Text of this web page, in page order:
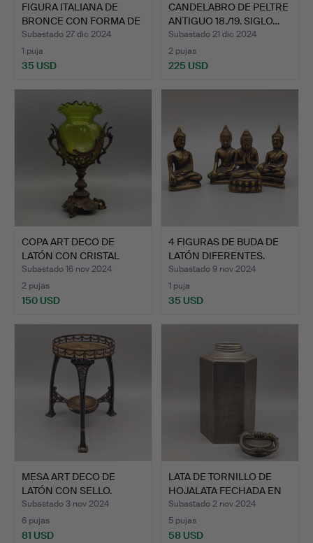
FIGURA ITALIANA DE
BRONCE CON FORMA DE
GAL…
Subastado 27 dic 2024
1 puja
35 USD
CANDELABRO DE PELTRE
ANTIGUO 18./19. SIGLO…
Subastado 21 dic 2024
2 pujas
225 USD
COPA ART DECO DE
LATÓN CON CRISTAL
VERDE.
Subastado 16 nov 2024
2 pujas
150 USD
4 FIGURAS DE BUDA DE
LATÓN DIFERENTES.
Subastado 9 nov 2024
1 puja
35 USD
MESA ART DECO DE
LATÓN CON SELLO.
Subastado 3 nov 2024
6 pujas
81 USD
LATA DE TORNILLO DE
HOJALATA FECHADA EN
18…
Subastado 2 nov 2024
5 pujas
58 USD